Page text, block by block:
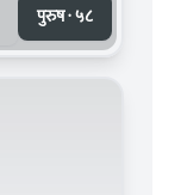
पुरुष · ५८